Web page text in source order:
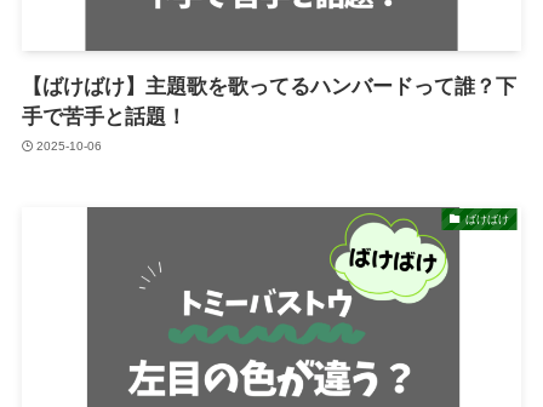
【ばけばけ】主題歌を歌ってるハンバードって誰？下
手で苦手と話題！
2025-10-06
ばけばけ